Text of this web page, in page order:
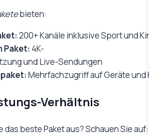
bieten:
200+ Kanäle inklusive Sport und
Paket: 4K-
und Live-Sendungen
Mehrfachzugriff auf Geräte und
Verhältnis
das beste Paket aus? Schauen Sie auf: